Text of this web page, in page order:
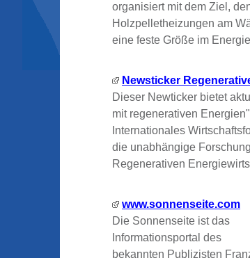
organisiert mit dem Ziel,
Holzpelletheizungen am
eine feste Größe im
Newsticker
Dieser Newticker bietet
mit regenerativen
Internationales
die unabhängige
Regenerativen
www.sonnenseite.com
Die Sonnenseite ist das
Informationsportal des
bekannten Publizisten